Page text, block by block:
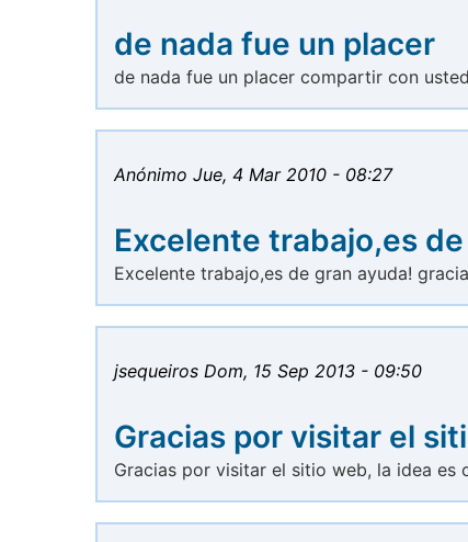
de nada fue un placer
de nada fue un placer compartir con
Anónimo Jue, 4 Mar 2010 - 08:27
Excelente trabajo,es
Excelente trabajo,es de gran ayuda!
jsequeiros Dom, 15 Sep 2013 - 09:50
Gracias por visitar el
Gracias por visitar el sitio web, la idea